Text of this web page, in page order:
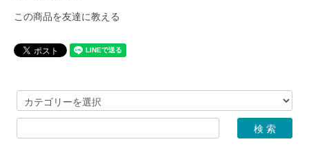
この商品を友達に教える